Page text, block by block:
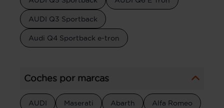
AUDI Q3 Sportback
Audi Q4 Sportback e-tron
Coches por marcas
AUDI Maserati Abarth Alfa Romeo